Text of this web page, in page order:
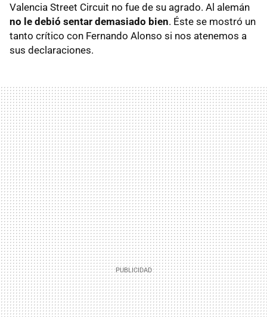
Valencia Street Circuit no fue de su agrado. Al alemán
no le debió sentar demasiado bien. Éste se mostró un
tanto crítico con Fernando Alonso si nos atenemos a
sus declaraciones.